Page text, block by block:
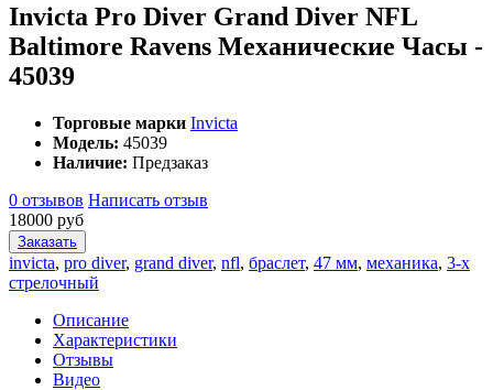
Invicta Pro Diver Grand Diver NFL
Baltimore Ravens Механические Часы -
45039
Торговые марки Invicta
Модель: 45039
Наличие: Предзаказ
0 отзывов Написать отзыв
18000 руб
Заказать
invicta, pro diver, grand diver, nfl, браслет, 47 мм, механика, 3-х
стрелочный
Описание
Характеристики
Отзывы
Видео